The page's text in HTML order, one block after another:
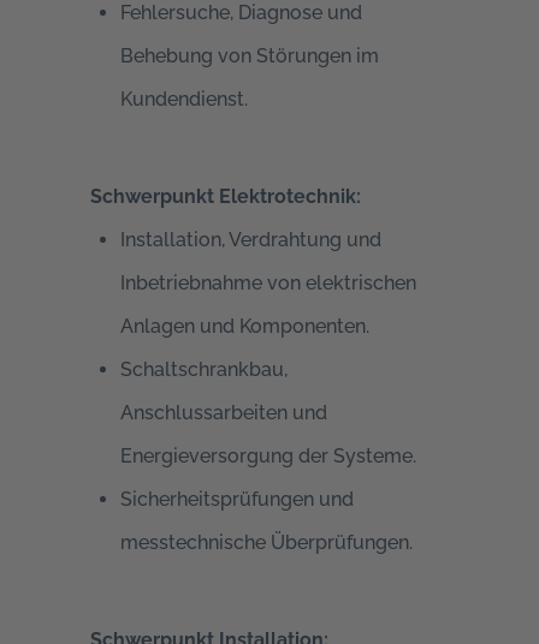
Fehlersuche, Diagnose und
Behebung von Störungen im
Kundendienst.
Schwerpunkt Elektrotechnik:
Installation, Verdrahtung und
Inbetriebnahme von elektrischen
Anlagen und Komponenten.
Schaltschrankbau,
Anschlussarbeiten und
Energieversorgung der Systeme.
Sicherheitsprüfungen und
messtechnische Überprüfungen.